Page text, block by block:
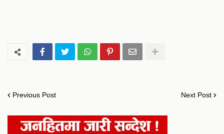
Previous Post Next Post